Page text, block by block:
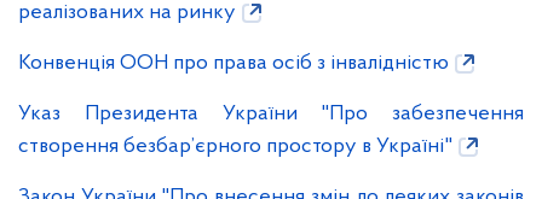
реалізованих на ринку
Конвенція ООН про права осіб з інвалідністю
Указ Президента України "Про забезпечення
створення безбар’єрного простору в Україні"